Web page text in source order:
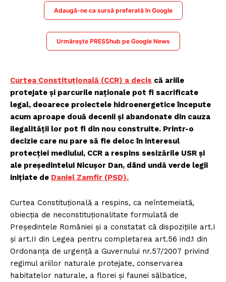
Adaugă-ne ca sursă preferată în Google
Urmărește PRESShub pe Google News
Curtea Constituțională (CCR) a decis că ariile
protejate și parcurile naționale pot fi sacrificate
legal, deoarece proiectele hidroenergetice începute
acum aproape două decenii și abandonate din cauza
ilegalității lor pot fi din nou construite. Printr-o
decizie care nu pare să fie deloc în interesul
protecției mediului, CCR a respins sesizările USR și
ale președintelui Nicușor Dan, dând undă verde legii
inițiate de Daniel Zamfir (PSD).
Curtea Constituţională a respins, ca neîntemeiată,
obiecţia de neconstituţionalitate formulată de
Preşedintele României şi a constatat că dispoziţiile art.I
şi art.II din Legea pentru completarea art.56 ind.1 din
Ordonanţa de urgenţă a Guvernului nr.57/2007 privind
regimul ariilor naturale protejate, conservarea
habitatelor naturale, a florei şi faunei sălbatice,